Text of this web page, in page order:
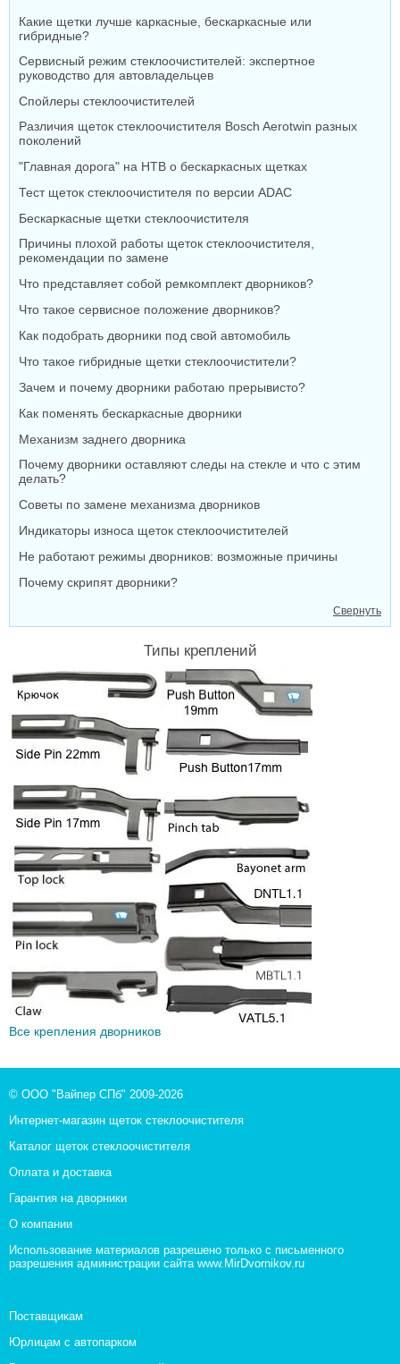
Какие щетки лучше каркасные, бескаркасные или
гибридные?
Сервисный режим стеклоочистителей: экспертное
руководство для автовладельцев
Спойлеры стеклоочистителей
Различия щеток стеклоочистителя Bosch Aerotwin разных
поколений
"Главная дорога" на НТВ о бескаркасных щетках
Тест щеток стеклоочистителя по версии ADAC
Бескаркасные щетки стеклоочистителя
Причины плохой работы щеток стеклоочистителя,
рекомендации по замене
Что представляет собой ремкомплект дворников?
Что такое сервисное положение дворников?
Как подобрать дворники под свой автомобиль
Что такое гибридные щетки стеклоочистители?
Зачем и почему дворники работаю прерывисто?
Как поменять бескаркасные дворники
Механизм заднего дворника
Почему дворники оставляют следы на стекле и что с этим
делать?
Советы по замене механизма дворников
Индикаторы износа щеток стеклоочистителей
Не работают режимы дворников: возможные причины
Почему скрипят дворники?
Свернуть
Типы креплений
Все крепления дворников
© ООО "Вайпер СПб" 2009-2026
Интернет-магазин щеток стеклоочистителя
Каталог щеток стеклоочистителя
Оплата и доставка
Гарантия на дворники
О компании
Использование материалов разрешено только с письменного
разрешения администрации сайта www.MirDvornikov.ru
Поставщикам
Юрлицам с автопарком